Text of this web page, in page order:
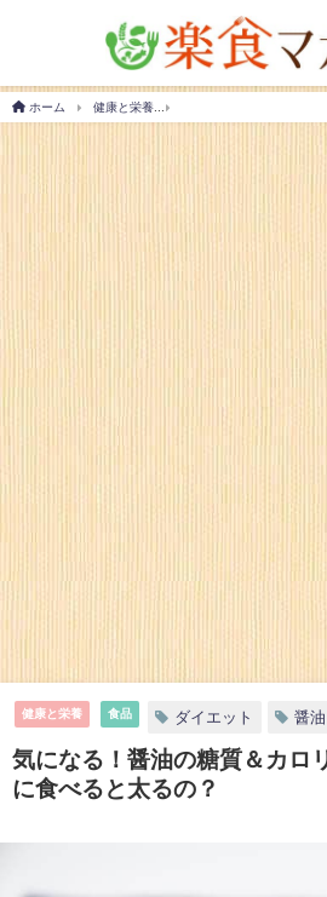
ホーム 健康と栄養
健康と栄養 食品 ダイエット 醤油
気になる！醤油の糖質＆カロ
に食べると太るの？